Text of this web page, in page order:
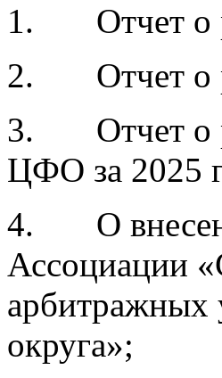
1. Отчет о
2. Отчет о
3. Отчет о
ЦФО за 2025
4. О
Ассоциации
арбитражных
округа»;